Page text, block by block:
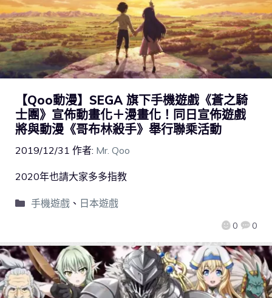
【Qoo動漫】SEGA 旗下手機遊戲《蒼之騎
士團》宣佈動畫化＋漫畫化！同日宣佈遊戲
將與動漫《哥布林殺手》舉行聯乘活動
2019/12/31 作者: Mr. Qoo
0 0
2020年也請大家多多指教
手機遊戲、 日本遊戲